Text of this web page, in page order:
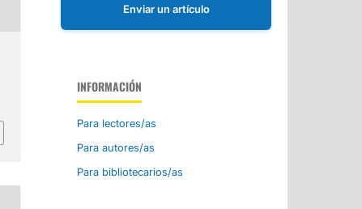
Enviar un artículo
INFORMACIÓN
Para lectores/as
Para autores/as
Para bibliotecarios/as